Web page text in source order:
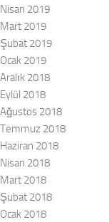
Nisan 2019
Mart 2019
Şubat 2019
Ocak 2019
Aralık 2018
Eylül 2018
Ağustos 2018
Temmuz 2018
Haziran 2018
Nisan 2018
Mart 2018
Şubat 2018
Ocak 2018